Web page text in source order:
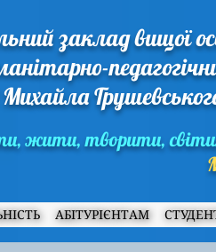
заклад вищої
Михайла
жити, творити,
АБІТУРІЄНТАМ